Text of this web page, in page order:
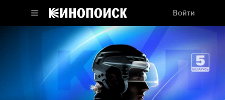
Войти